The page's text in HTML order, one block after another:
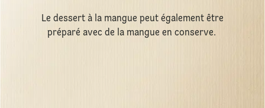
Le dessert à la mangue peut également être
préparé avec de la mangue en conserve.